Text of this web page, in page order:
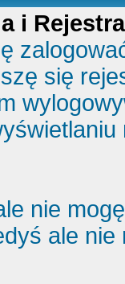
i
się
nie
ale